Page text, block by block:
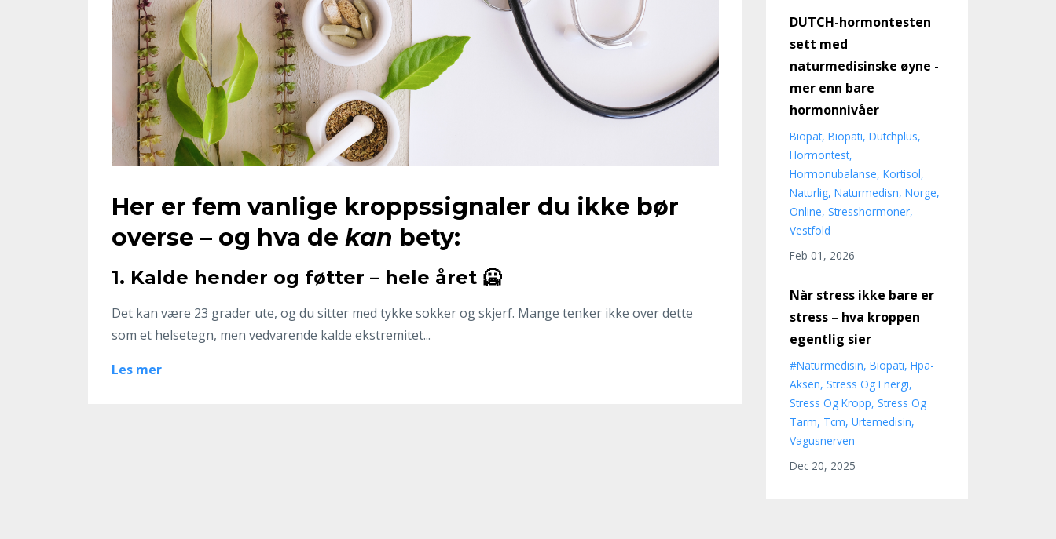
Her er fem vanlige kroppssignaler du ikke bør
overse – og hva de kan bety:
1. Kalde hender og føtter – hele året 🥶
Det kan være 23 grader ute, og du sitter med tykke sokker og skjerf. Mange tenker ikke over dette
som et helsetegn, men vedvarende kalde ekstremitet...
Les mer
DUTCH-hormontesten
sett med
naturmedisinske øyne -
mer enn bare
hormonnivåer
Biopat Biopati Dutchplus
Hormontest
Hormonubalanse Kortisol
Naturlig Naturmedisn Norge
Online Stresshormoner
Vestfold
Feb 01, 2026
Når stress ikke bare er
stress – hva kroppen
egentlig sier
#naturmedisin Biopati Hpa-
Aksen Stress Og Energi
Stress Og Kropp Stress Og
Tarm Tcm Urtemedisin
Vagusnerven
Dec 20, 2025